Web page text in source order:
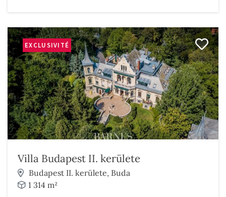
EXCLUSIVITÉ
Villa Budapest II. kerülete
Budapest II. kerülete, Buda
1 314 m²